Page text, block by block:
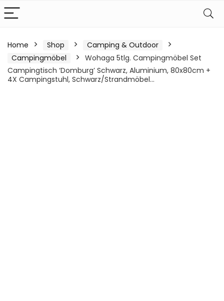
Home Shop
Camping & Outdoor
Campingmöbel
Wohaga 5tlg. Campingmöbel Set
Campingtisch ‘Domburg’ Schwarz, Aluminium, 80x80cm +
4X Campingstuhl, Schwarz/Strandmöbel…